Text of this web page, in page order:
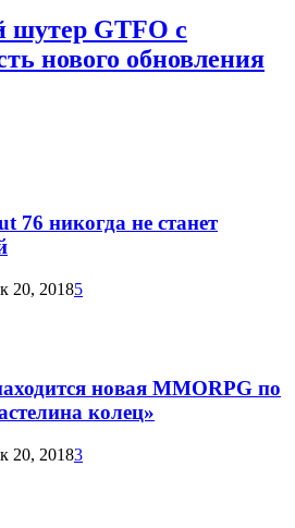
шутер GTFO с
нового обновления
76 никогда не станет
20, 20185
новая MMORPG по
колец»
20, 20183